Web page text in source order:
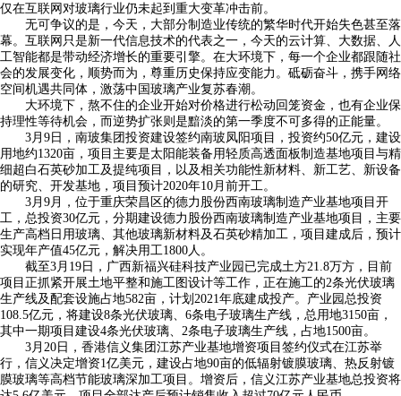
仅在互联网对玻璃行业仍未起到重大变革冲击前。
无可争议的是，今天，大部分制造业传统的繁华时代开始失色甚至落
幕。互联网只是新一代信息技术的代表之一，今天的云计算、大数据、人
工智能都是带动经济增长的重要引擎。在大环境下，每一个企业都跟随社
会的发展变化，顺势而为，尊重历史保持应变能力。砥砺奋斗，携手网络
空间机遇共同体，激荡中国玻璃产业复苏春潮。
大环境下，熬不住的企业开始对价格进行松动回笼资金，也有企业保
持理性等待机会，而逆势扩张则是黯淡的第一季度不可多得的正能量。
3月9日，南玻集团投资建设签约南玻凤阳项目，投资约50亿元，建设
用地约1320亩，项目主要是太阳能装备用轻质高透面板制造基地项目与精
细超白石英砂加工及提纯项目，以及相关功能性新材料、新工艺、新设备
的研究、开发基地，项目预计2020年10月前开工。
3月9月，位于重庆荣昌区的德力股份西南玻璃制造产业基地项目开
工，总投资30亿元，分期建设德力股份西南玻璃制造产业基地项目，主要
生产高档日用玻璃、其他玻璃新材料及石英砂精加工，项目建成后，预计
实现年产值45亿元，解决用工1800人。
截至3月19日，广西新福兴硅科技产业园已完成土方21.8万方，目前
项目正抓紧开展土地平整和施工图设计等工作，正在施工的2条光伏玻璃
生产线及配套设施占地582亩，计划2021年底建成投产。产业园总投资
108.5亿元，将建设8条光伏玻璃、6条电子玻璃生产线，总用地3150亩，
其中一期项目建设4条光伏玻璃、2条电子玻璃生产线，占地1500亩。
3月20日，香港信义集团江苏产业基地增资项目签约仪式在江苏举
行，信义决定增资1亿美元，建设占地90亩的低辐射镀膜玻璃、热反射镀
膜玻璃等高档节能玻璃深加工项目。增资后，信义江苏产业基地总投资将